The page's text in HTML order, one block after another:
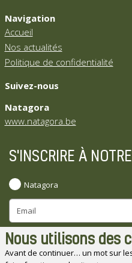
Nous utilisons des
Avant de continuer… un mot sur
Navigation
Accueil
Nos actualités
Politique de confidentialité
Suivez-nous
Natagora
www.natagora.be
S'INSCRIRE À
Natagora